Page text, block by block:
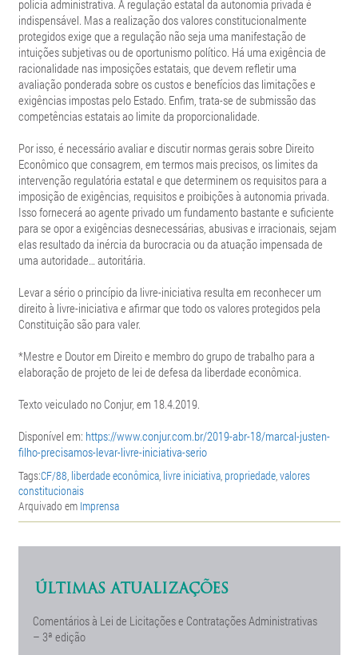
polícia administrativa. A regulação estatal da autonomia privada é
indispensável. Mas a realização dos valores constitucionalmente
protegidos exige que a regulação não seja uma manifestação de
intuições subjetivas ou de oportunismo político. Há uma exigência de
racionalidade nas imposições estatais, que devem refletir uma
avaliação ponderada sobre os custos e benefícios das limitações e
exigências impostas pelo Estado. Enfim, trata-se de submissão das
competências estatais ao limite da proporcionalidade.
Por isso, é necessário avaliar e discutir normas gerais sobre Direito
Econômico que consagrem, em termos mais precisos, os limites da
intervenção regulatória estatal e que determinem os requisitos para a
imposição de exigências, requisitos e proibições à autonomia privada.
Isso fornecerá ao agente privado um fundamento bastante e suficiente
para se opor a exigências desnecessárias, abusivas e irracionais, sejam
elas resultado da inércia da burocracia ou da atuação impensada de
uma autoridade… autoritária.
Levar a sério o princípio da livre-iniciativa resulta em reconhecer um
direito à livre-iniciativa e afirmar que todo os valores protegidos pela
Constituição são para valer.
*Mestre e Doutor em Direito e membro do grupo de trabalho para a
elaboração de projeto de lei de defesa da liberdade econômica.
Texto veiculado no Conjur, em 18.4.2019.
Disponível em: https://www.conjur.com.br/2019-abr-18/marcal-justen-
filho-precisamos-levar-livre-iniciativa-serio
Tags:CF/88, liberdade econômica, livre iniciativa, propriedade,valores
constitucionais
Arquivado em Imprensa
ÚLTIMAS ATUALIZAÇÕES
Comentários à Lei de Licitações e Contratações Administrativas
– 3ª edição